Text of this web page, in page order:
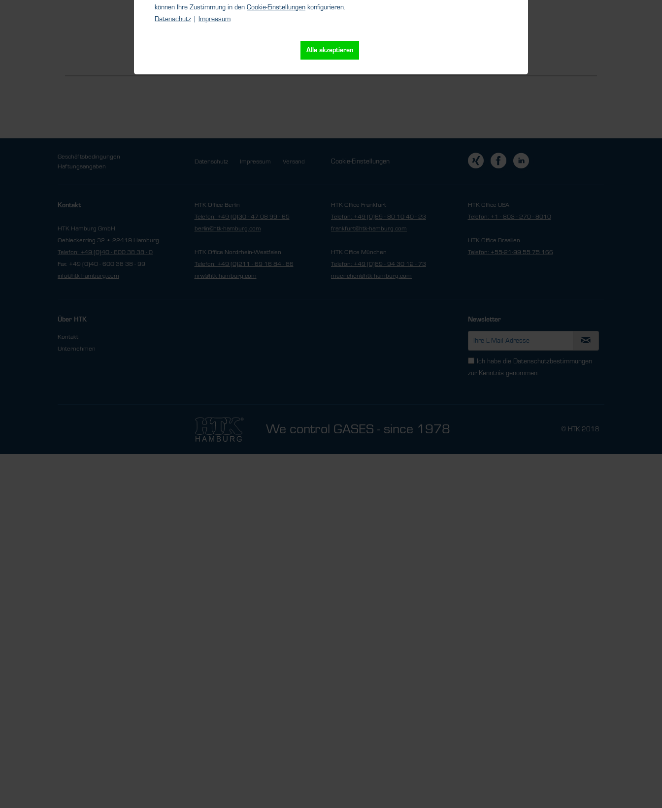
Geschäftsbedingungen
Haftungsangaben
Datenschutz Impressum Versand Cookie-Einstellungen
Kontakt
HTK Hamburg GmbH
Oehleckerring 32 • 22419 Hamburg
Telefon: +49 (0)40 - 600 38 38 - 0
Fax: +49 (0)40 - 600 38 38 - 99
info@htk-hamburg.com
HTK Office Berlin
Telefon: +49 (0)30 - 47 08 99 - 65
berlin@htk-hamburg.com
HTK Office Nordrhein-Westfalen
Telefon: +49 (0)211 - 69 16 84 - 86
nrw@htk-hamburg.com
HTK Office Frankfurt
Telefon: +49 (0)69 - 80 10 40 - 23
frankfurt@htk-hamburg.com
HTK Office München
Telefon: +49 (0)89 - 94 30 12 - 73
muenchen@htk-hamburg.com
HTK Office USA
Telefon: +1 - 803 - 270 - 8010
HTK Office Brasilien
Telefon: +55-21-99 55 75 166
Über HTK
Kontakt
Unternehmen
Newsletter
Ich habe die Datenschutzbestimmungen
zur Kenntnis genommen.
We control GASES - since 1978 © HTK 2018
können Ihre Zustimmung in den Cookie-Einstellungen konfigurieren.
Datenschutz | Impressum
Alle akzeptieren